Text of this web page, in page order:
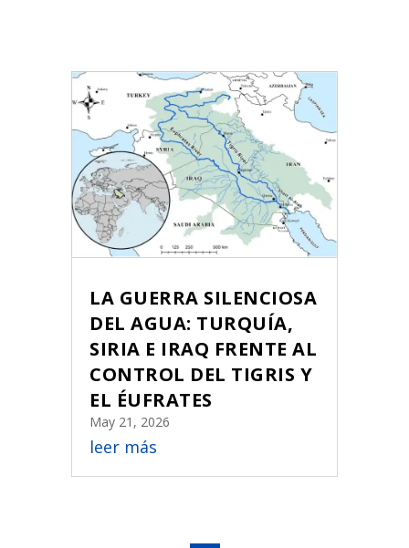
LA GUERRA SILENCIOSA
DEL AGUA: TURQUÍA,
SIRIA E IRAQ FRENTE AL
CONTROL DEL TIGRIS Y
EL ÉUFRATES
May 21, 2026
leer más